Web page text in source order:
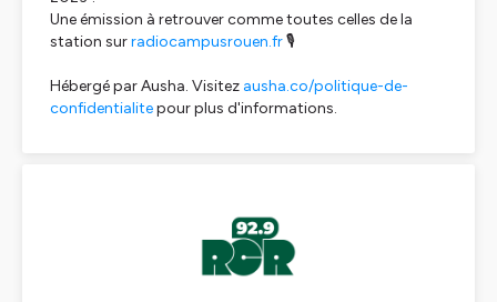
Une émission à retrouver comme toutes celles de la
station surradiocampusrouen.fr🎙️
Hébergé par Ausha. Visitez ausha.co/politique-de-
confidentialitepour plus d'informations.